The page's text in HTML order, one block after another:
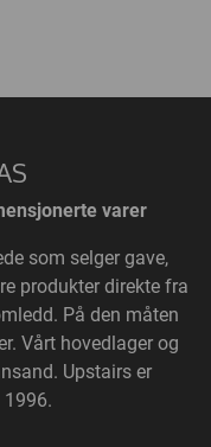
varer
som selger gave,
produkter direkte fra
På den måten
Vårt hovedlager og
Upstairs er